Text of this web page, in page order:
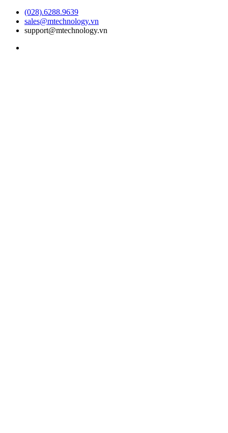
(028).6288.9639
sales@mtechnology.vn
support@mtechnology.vn